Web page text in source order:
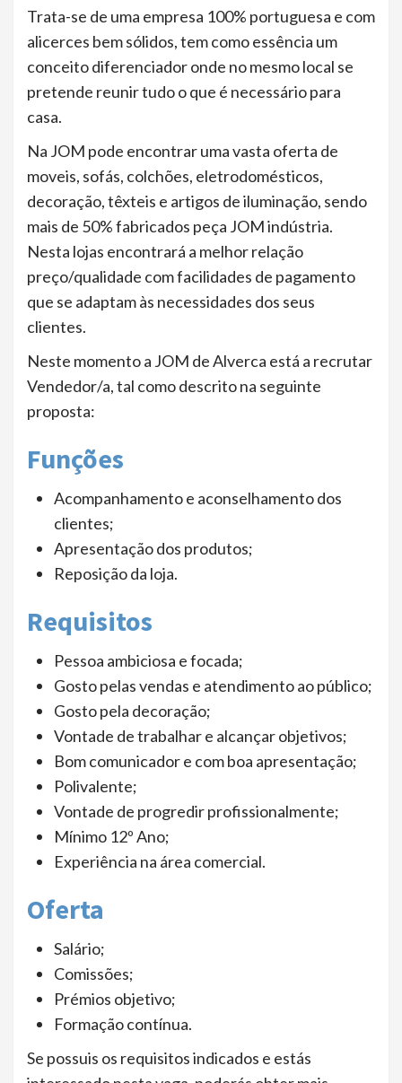
Trata-se de uma empresa 100% portuguesa e com
alicerces bem sólidos, tem como essência um
conceito diferenciador onde no mesmo local se
pretende reunir tudo o que é necessário para
casa.
Na JOM pode encontrar uma vasta oferta de
moveis, sofás, colchões, eletrodomésticos,
decoração, têxteis e artigos de iluminação, sendo
mais de 50% fabricados peça JOM indústria.
Nesta lojas encontrará a melhor relação
preço/qualidade com facilidades de pagamento
que se adaptam às necessidades dos seus
clientes.
Neste momento a JOM de Alverca está a recrutar
Vendedor/a, tal como descrito na seguinte
proposta:
Funções
Acompanhamento e aconselhamento dos
clientes;
Apresentação dos produtos;
Reposição da loja.
Requisitos
Pessoa ambiciosa e focada;
Gosto pelas vendas e atendimento ao público;
Gosto pela decoração;
Vontade de trabalhar e alcançar objetivos;
Bom comunicador e com boa apresentação;
Polivalente;
Vontade de progredir profissionalmente;
Mínimo 12º Ano;
Experiência na área comercial.
Oferta
Salário;
Comissões;
Prémios objetivo;
Formação contínua.
Se possuis os requisitos indicados e estás